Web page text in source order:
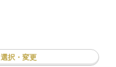
選択・変更